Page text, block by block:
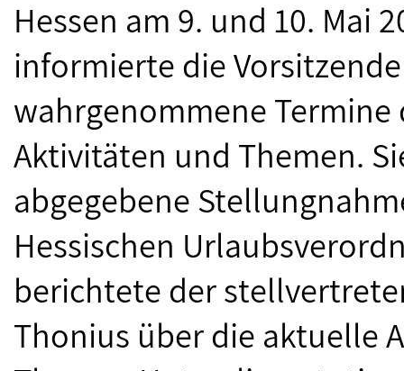
Hessen am 9. und 10. Mai
informierte die
wahrgenommene
Aktivitäten und Themen.
abgegebene
Hessischen
berichtete der
Thonius über die aktuelle